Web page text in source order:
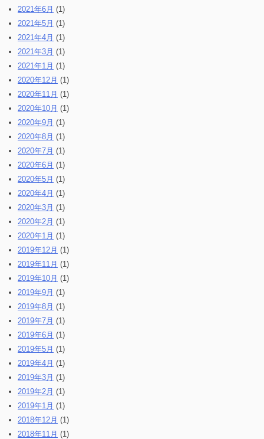
2021年6月 (1)
2021年5月 (1)
2021年4月 (1)
2021年3月 (1)
2021年1月 (1)
2020年12月 (1)
2020年11月 (1)
2020年10月 (1)
2020年9月 (1)
2020年8月 (1)
2020年7月 (1)
2020年6月 (1)
2020年5月 (1)
2020年4月 (1)
2020年3月 (1)
2020年2月 (1)
2020年1月 (1)
2019年12月 (1)
2019年11月 (1)
2019年10月 (1)
2019年9月 (1)
2019年8月 (1)
2019年7月 (1)
2019年6月 (1)
2019年5月 (1)
2019年4月 (1)
2019年3月 (1)
2019年2月 (1)
2019年1月 (1)
2018年12月 (1)
2018年11月 (1)